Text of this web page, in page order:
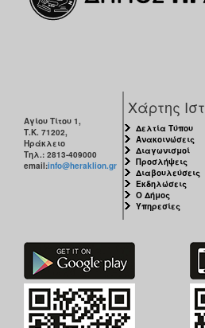
Αγίου Τίτου 1,
Τ.Κ. 71202,
Ηράκλειο
Τηλ.: 2813-409000
email:info@heraklion.gr
Χάρτης
Δελτία Τύπου
Ανακοινώσεις
Διαγωνισμοί
Προσλήψεις
Διαβουλεύσεις
Εκδηλώσεις
Ο Δήμος
Υπηρεσίες